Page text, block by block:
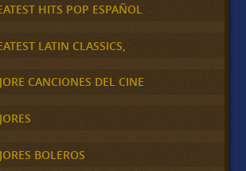
HITS POP ESPAÑOL
LATIN CLASSICS,
CANCIONES DEL CINE
BOLEROS